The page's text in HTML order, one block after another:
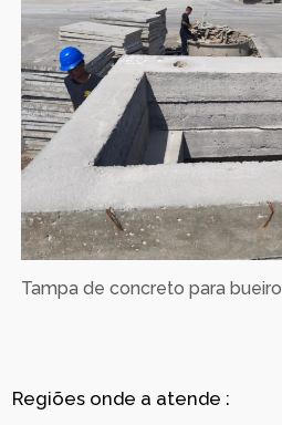
Tampa de concreto para bueiro
Regiões onde a atende :